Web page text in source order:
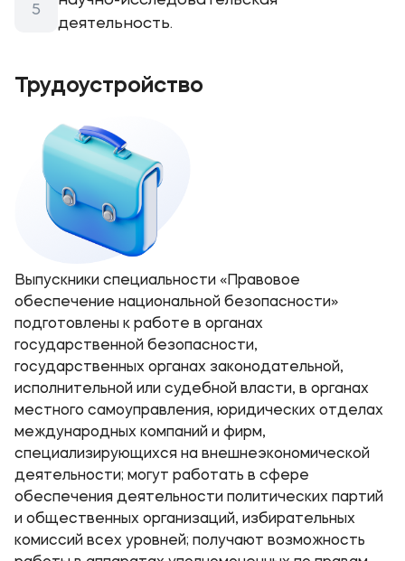
деятельность.
Трудоустройство
Выпускники специальности «Правовое
обеспечение национальной безопасности»
подготовлены к работе в органах
государственной безопасности,
государственных органах законодательной,
исполнительной или судебной власти, в органах
местного самоуправления, юридических отделах
международных компаний и фирм,
специализирующихся на внешнеэкономической
деятельности; могут работать в сфере
обеспечения деятельности политических партий
и общественных организаций, избирательных
комиссий всех уровней; получают возможность